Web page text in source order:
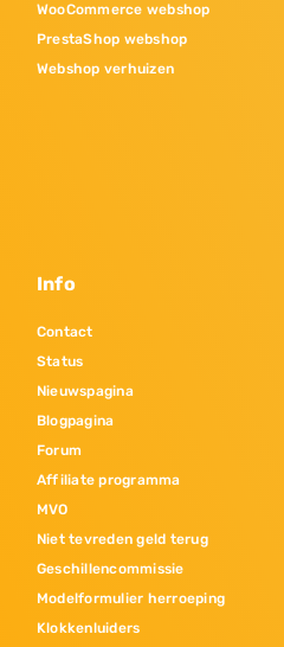
WooCommerce webshop
PrestaShop webshop
Webshop verhuizen
Info
Contact
Status
Nieuwspagina
Blogpagina
Forum
Affiliate programma
MVO
Niet tevreden geld terug
Geschillencommissie
Modelformulier herroeping
Klokkenluiders